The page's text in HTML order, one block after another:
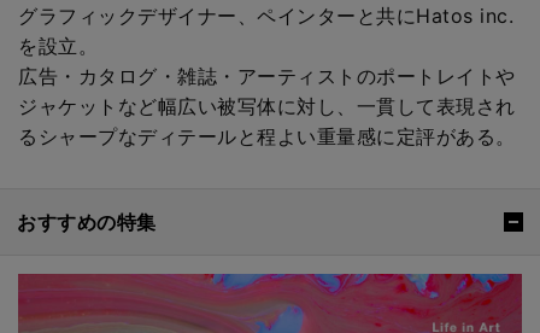
グラフィックデザイナー、ペインターと共にHatos inc.
を設立。
広告・カタログ・雑誌・アーティストのポートレイトや
ジャケットなど幅広い被写体に対し、一貫して表現され
るシャープなディテールと程よい重量感に定評がある。
おすすめの特集